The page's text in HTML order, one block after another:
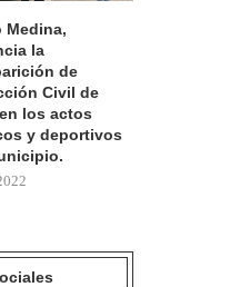
Medina,
la
de
Civil de
los actos
y deportivos